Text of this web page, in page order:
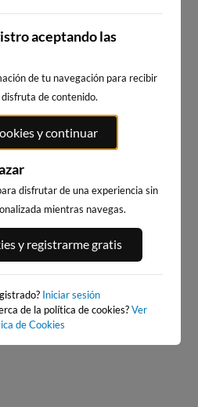
PRESILI, MAÓ
CERCANAS
PLAYA EL MASNOU
0.0 m PLATO
aceptando las
de tu navegación para recibir
de contenido.
y continuar
disfrutar de una experiencia sin
mientras navegas.
y registrarme gratis
Iniciar sesión
de la política de cookies?Ver
de Cookies